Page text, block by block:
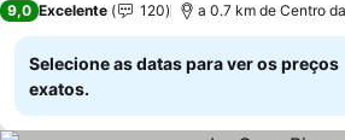
9,0 Excelente 120 a 0.7 km de Centro
Selecione as datas para ver os preços
exatos.